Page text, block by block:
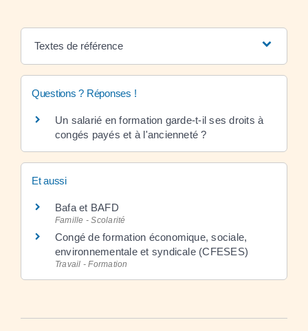
Textes de référence
Questions ? Réponses !
Un salarié en formation garde-t-il ses droits à
congés payés et à l'ancienneté ?
Et aussi
Bafa et BAFD
Famille - Scolarité
Congé de formation économique, sociale,
environnementale et syndicale (CFESES)
Travail - Formation